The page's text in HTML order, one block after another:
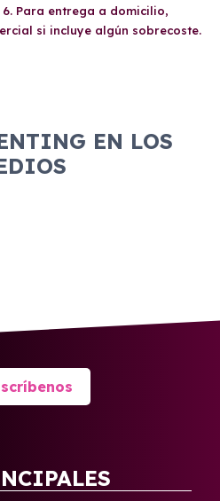
Para entrega a domicilio,
si incluye algún sobrecoste.
EN LOS